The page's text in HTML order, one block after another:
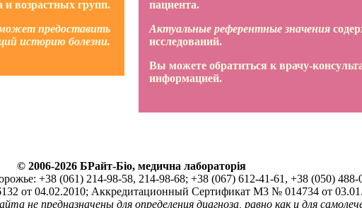
и возрастных групп.
предоставить
историю болезни.
пациента.
Актуальные референтные значения
исследований.
Вы можете обратиться к врачу-
информацией.
© 2006-2026 БРайт-Біо, медична лабораторія
+38 (061) 214-98-58, 214-98-68; +38 (067) 612-41-61, +38 (050) 488-
от 04.02.2010; Аккредитационный Сертификат М3 № 014734 от
не предназначены для определения диагноза, равно как и для